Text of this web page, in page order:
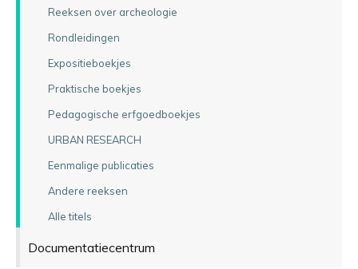
Reeksen over archeologie
Rondleidingen
Expositieboekjes
Praktische boekjes
Pedagogische erfgoedboekjes
URBAN RESEARCH
Eenmalige publicaties
Andere reeksen
Alle titels
Documentatiecentrum